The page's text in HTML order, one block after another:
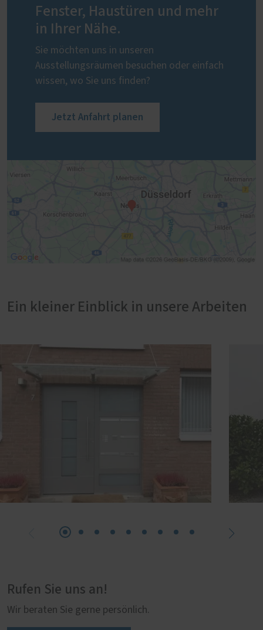
Fenster, Haustüren und mehr
in Ihrer Nähe.
Sie möchten uns in unseren
Ausstellungsräumen besuchen oder einfach
wissen, wo Sie uns finden?
Jetzt Anfahrt planen
Ein kleiner Einblick in unsere Arbeiten
Rufen Sie uns an!
Wir beraten Sie gerne persönlich.